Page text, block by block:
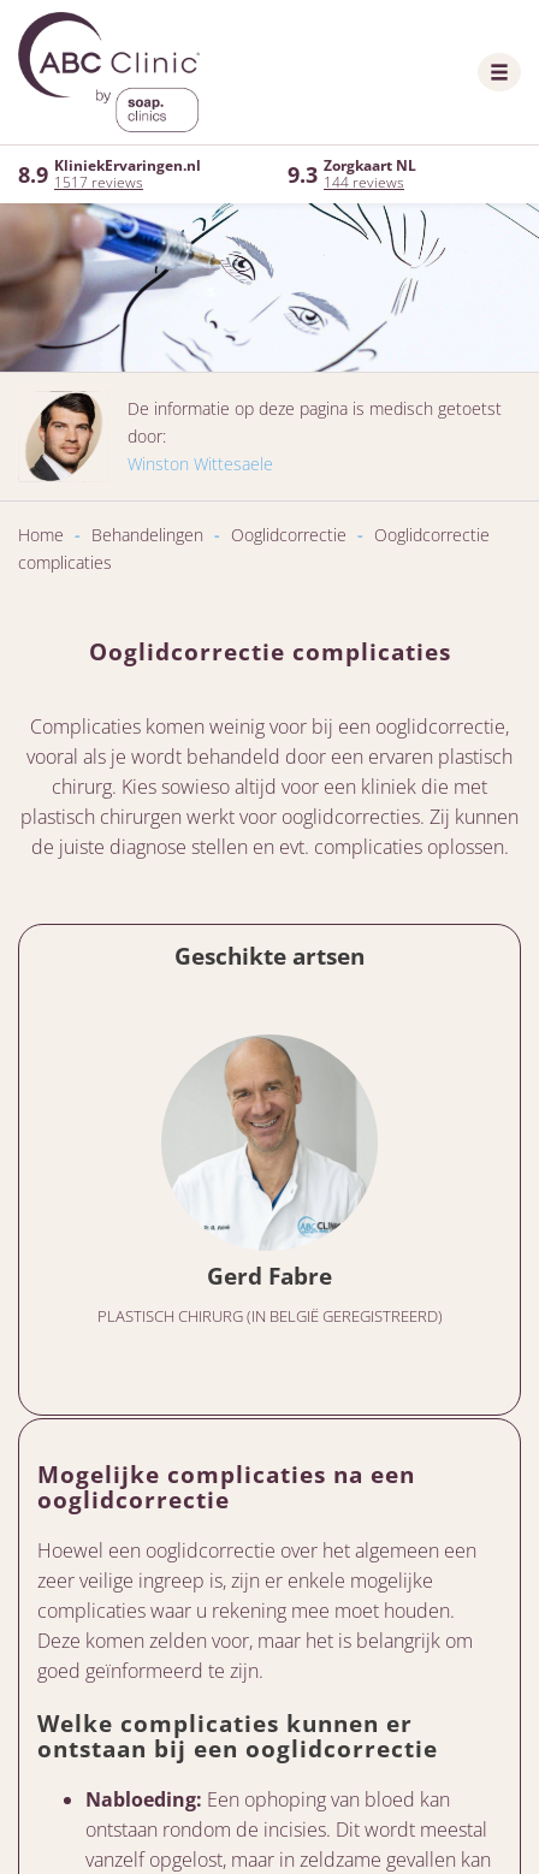
8.9 KliniekErvaringen.nl
1517 reviews
9.3 Zorgkaart NL
144 reviews
De informatie op deze pagina is medisch getoetst
door:
Winston Wittesaele
Home - Behandelingen - Ooglidcorrectie - Ooglidcorrectie
complicaties
Ooglidcorrectie complicaties
Complicaties komen weinig voor bij een ooglidcorrectie,
vooral als je wordt behandeld door een ervaren plastisch
chirurg. Kies sowieso altijd voor een kliniek die met
plastisch chirurgen werkt voor ooglidcorrecties. Zij kunnen
de juiste diagnose stellen en evt. complicaties oplossen.
Geschikte artsen
Gerd Fabre
PLASTISCH CHIRURG (IN BELGIË GEREGISTREERD)
Mogelijke complicaties na een
ooglidcorrectie
Hoewel een ooglidcorrectie over het algemeen een
zeer veilige ingreep is, zijn er enkele mogelijke
complicaties waar u rekening mee moet houden.
Deze komen zelden voor, maar het is belangrijk om
goed geïnformeerd te zijn.
Welke complicaties kunnen er
ontstaan bij een ooglidcorrectie
Nabloeding: Een ophoping van bloed kan
ontstaan rondom de incisies. Dit wordt meestal
vanzelf opgelost, maar in zeldzame gevallen kan